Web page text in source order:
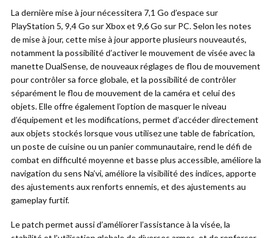
La dernière mise à jour nécessitera 7,1 Go d’espace sur
PlayStation 5, 9,4 Go sur Xbox et 9,6 Go sur PC. Selon les notes
de mise à jour, cette mise à jour apporte plusieurs nouveautés,
notamment la possibilité d’activer le mouvement de visée avec la
manette DualSense, de nouveaux réglages de flou de mouvement
pour contrôler sa force globale, et la possibilité de contrôler
séparément le flou de mouvement de la caméra et celui des
objets. Elle offre également l’option de masquer le niveau
d’équipement et les modifications, permet d’accéder directement
aux objets stockés lorsque vous utilisez une table de fabrication,
un poste de cuisine ou un panier communautaire, rend le défi de
combat en difficulté moyenne et basse plus accessible, améliore la
navigation du sens Na’vi, améliore la visibilité des indices, apporte
des ajustements aux renforts ennemis, et des ajustements au
gameplay furtif.
Le patch permet aussi d’améliorer l’assistance à la visée, la